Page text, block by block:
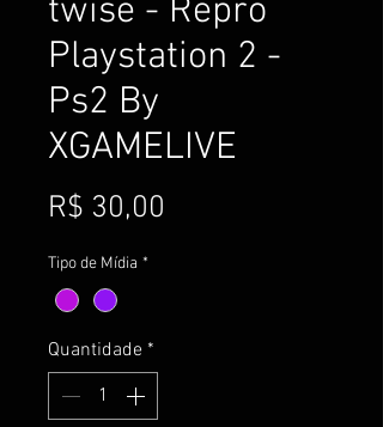
twise - Repro
Playstation 2 -
Ps2 By
XGAMELIVE
R$ 30,00
Tipo de Mídia *
Quantidade *